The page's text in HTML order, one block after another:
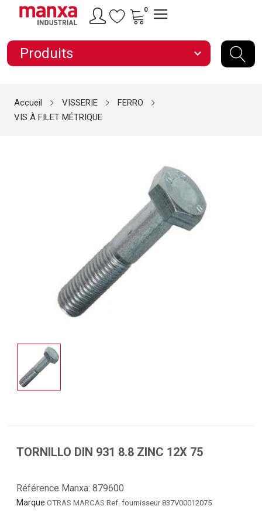
0
Produits expand_more
Accueil VISSERIE
FERRO
VIS À FILET MÉTRIQUE
TORNILLO DIN 931 8.8 ZINC 12X 75
Référence Manxa: 879600
Marque OTRAS MARCAS Ref. fournisseur 837V00012075